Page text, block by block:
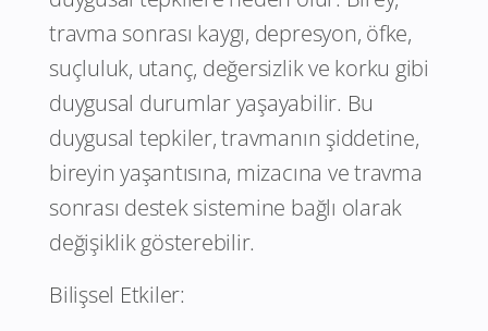
travma sonrası kaygı, depresyon, öfke,
suçluluk, utanç, değersizlik ve korku gibi
duygusal durumlar yaşayabilir. Bu
duygusal tepkiler, travmanın şiddetine,
bireyin yaşantısına, mizacına ve travma
sonrası destek sistemine bağlı olarak
değişiklik gösterebilir.
Bilişsel Etkiler: